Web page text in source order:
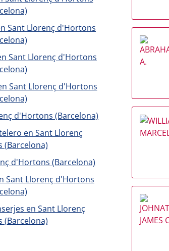
Sant Llorenç d'Hortons
Sant Llorenç d'Hortons
Sant Llorenç d'Hortons
d'Hortons (Barcelona)
en Sant Llorenç
(Barcelona)
d'Hortons (Barcelona)
Sant Llorenç d'Hortons
en Sant Llorenç
(Barcelona)